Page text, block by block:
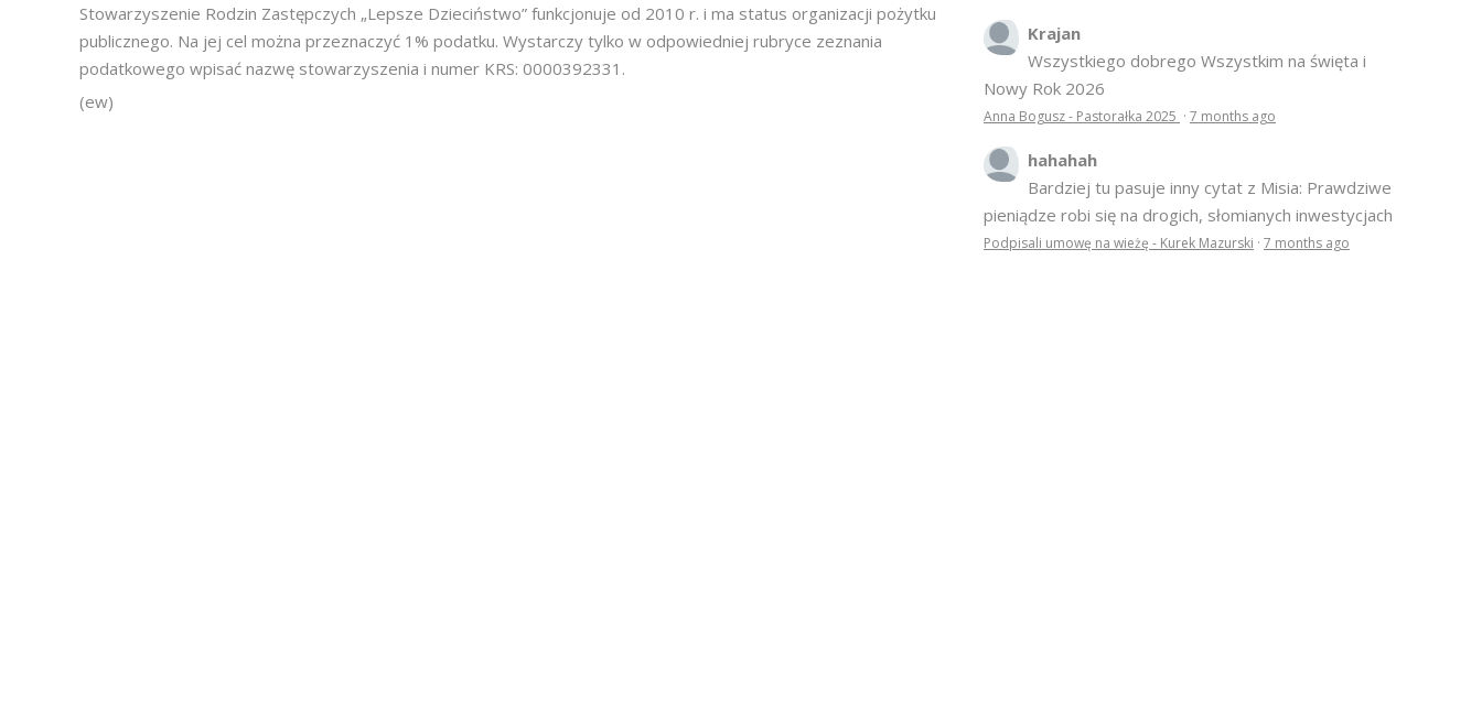
Stowarzyszenie Rodzin Zastępczych „Lepsze Dzieciństwo” funkcjonuje od 2010 r. i ma status organizacji pożytku
publicznego. Na jej cel można przeznaczyć 1% podatku. Wystarczy tylko w odpowiedniej rubryce zeznania
podatkowego wpisać nazwę stowarzyszenia i numer KRS: 0000392331.
(ew)
Krajan
Wszystkiego dobrego Wszystkim na święta i
Nowy Rok 2026
Anna Bogusz - Pastorałka 2025 · 7 months ago
hahahah
Bardziej tu pasuje inny cytat z Misia: Prawdziwe
pieniądze robi się na drogich, słomianych inwestycjach
Podpisali umowę na wieżę - Kurek Mazurski · 7 months ago